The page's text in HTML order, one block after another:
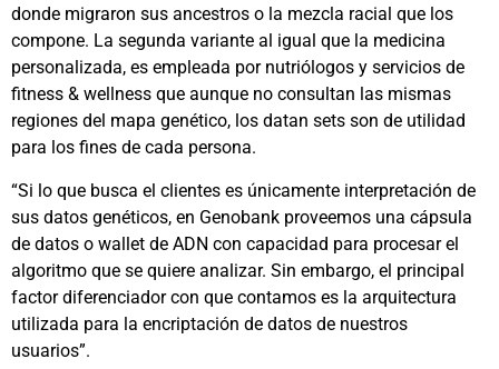
donde migraron sus ancestros o la mezcla racial que los
compone. La segunda variante al igual que la medicina
personalizada, es empleada por nutriólogos y servicios de
fitness & wellness que aunque no consultan las mismas
regiones del mapa genético, los datan sets son de utilidad
para los fines de cada persona.
“Si lo que busca el clientes es únicamente interpretación de
sus datos genéticos, en Genobank proveemos una cápsula
de datos o wallet de ADN con capacidad para procesar el
algoritmo que se quiere analizar. Sin embargo, el principal
factor diferenciador con que contamos es la arquitectura
utilizada para la encriptación de datos de nuestros
usuarios”.